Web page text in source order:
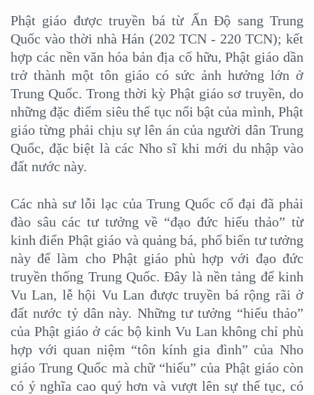
Phật giáo được truyền bá từ Ấn Độ sang Trung
Quốc vào thời nhà Hán (202 TCN - 220 TCN); kết
hợp các nền văn hóa bản địa cố hữu, Phật giáo dần
trở thành một tôn giáo có sức ảnh hưởng lớn ở
Trung Quốc. Trong thời kỳ Phật giáo sơ truyền, do
những đặc điểm siêu thế tục nổi bật của mình, Phật
giáo từng phải chịu sự lên án của người dân Trung
Quốc, đặc biệt là các Nho sĩ khi mới du nhập vào
đất nước này.
Các nhà sư lỗi lạc của Trung Quốc cổ đại đã phải
đào sâu các tư tưởng về “đạo đức hiếu thảo” từ
kinh điển Phật giáo và quảng bá, phổ biến tư tưởng
này để làm cho Phật giáo phù hợp với đạo đức
truyền thống Trung Quốc. Đây là nền tảng để kinh
Vu Lan, lễ hội Vu Lan được truyền bá rộng rãi ở
đất nước tỷ dân này. Những tư tưởng “hiếu thảo”
của Phật giáo ở các bộ kinh Vu Lan không chỉ phù
hợp với quan niệm “tôn kính gia đình” của Nho
giáo Trung Quốc mà chữ “hiếu” của Phật giáo còn
có ý nghĩa cao quý hơn và vượt lên sự thế tục, có